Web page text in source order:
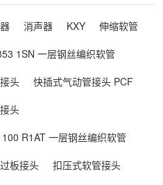
消声器 KXY
伸缩软管
1SN 一层钢丝编织软管
头
快插式气动管接头 PCF
头
R1AT 一层钢丝编织软管
板接头
扣压式软管接头